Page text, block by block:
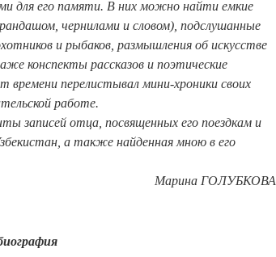
для его памяти. В них можно найти емкие
чернилами и словом), подслушанные
и рыбаков, размышления об искусстве
конспекты рассказов и поэтические
времени перелистывал мини-хроники своих
работе.
записей отца, посвященных его поездкам и
а также найденная мною в его
Марина ГОЛУБКОВА